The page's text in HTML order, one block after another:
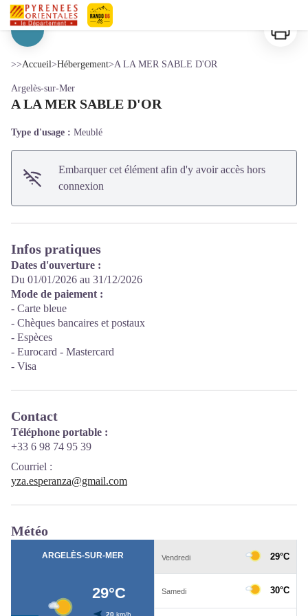
A LA MER SABLE D'OR
>>Accueil>Hébergement>A LA MER SABLE D'OR
Argelès-sur-Mer
A LA MER SABLE D'OR
Type d'usage : Meublé
Embarquer cet élément afin d'y avoir accès hors
connexion
Infos pratiques
Dates d'ouverture :
Du 01/01/2026 au 31/12/2026
Mode de paiement :
- Carte bleue
- Chèques bancaires et postaux
- Espèces
- Eurocard - Mastercard
- Visa
Contact
Téléphone portable :
+33 6 98 74 95 39
Courriel :
yza.esperanza@gmail.com
Météo